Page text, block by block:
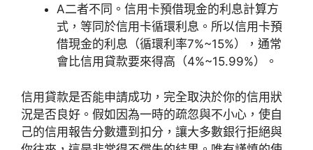
A二者不同。信用卡預借現金的利息計算方
式，等同於信用卡循環利息。所以信用卡預
借現金的利息（循環利率7%~15%），通常
會比信用貸款要來得高（4%~15.99%）。
信用貸款是否能申請成功，完全取決於你的信用狀
況是否良好。假如因為一時的疏忽與不小心，使自
己的信用報告分數遭到扣分，讓大多數銀行拒絕與